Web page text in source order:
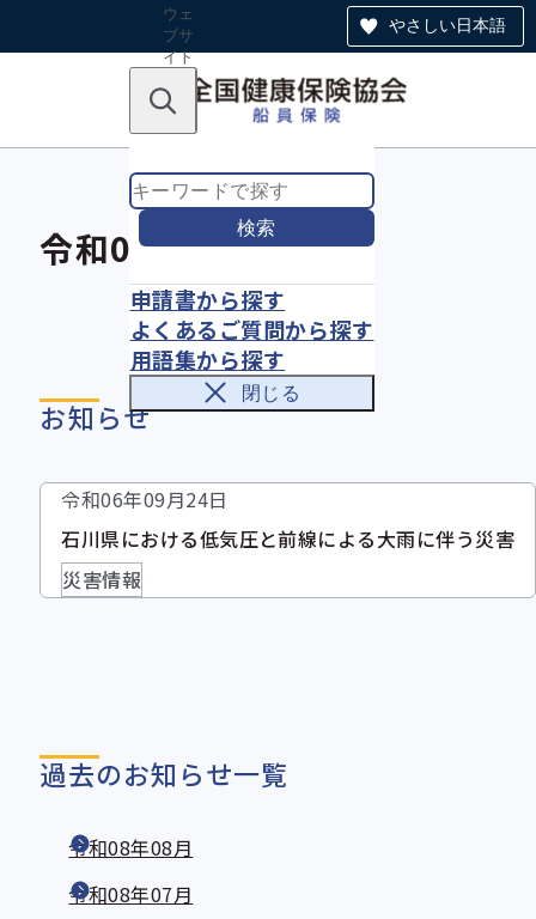
やさしい日本語
ウェ
ブサ
イト
のナ
ン
キーワードで探す
検索
申請書から探す
よくあるご質問から探す
用語集から探す
閉じる
令和06年09月
お知らせ
令和06年09月24日
石川県における低気圧と前線による大雨に伴う災害
災害情報
過去のお知らせ一覧
令和08年08月
令和08年07月